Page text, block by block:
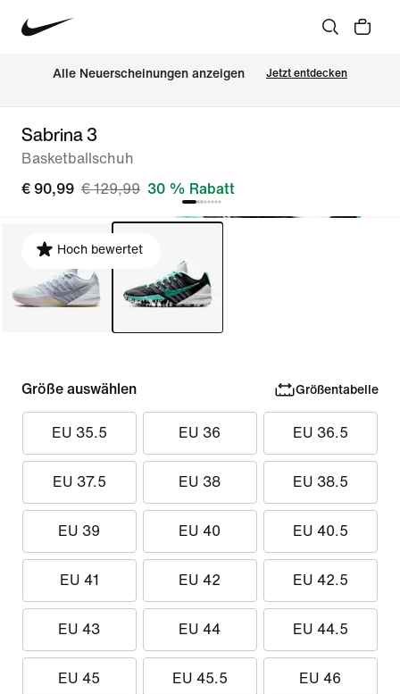
Alle Neuerscheinungen anzeigen Jetzt entdecken
Sabrina 3
Basketballschuh
€ 90,99 € 129,99 30 % Rabatt
Hoch bewertet
Größe auswählen Größentabelle
EU 35.5 EU 36 EU 36.5
EU 37.5 EU 38 EU 38.5
EU 39 EU 40 EU 40.5
EU 41 EU 42 EU 42.5
EU 43 EU 44 EU 44.5
EU 45 EU 45.5 EU 46